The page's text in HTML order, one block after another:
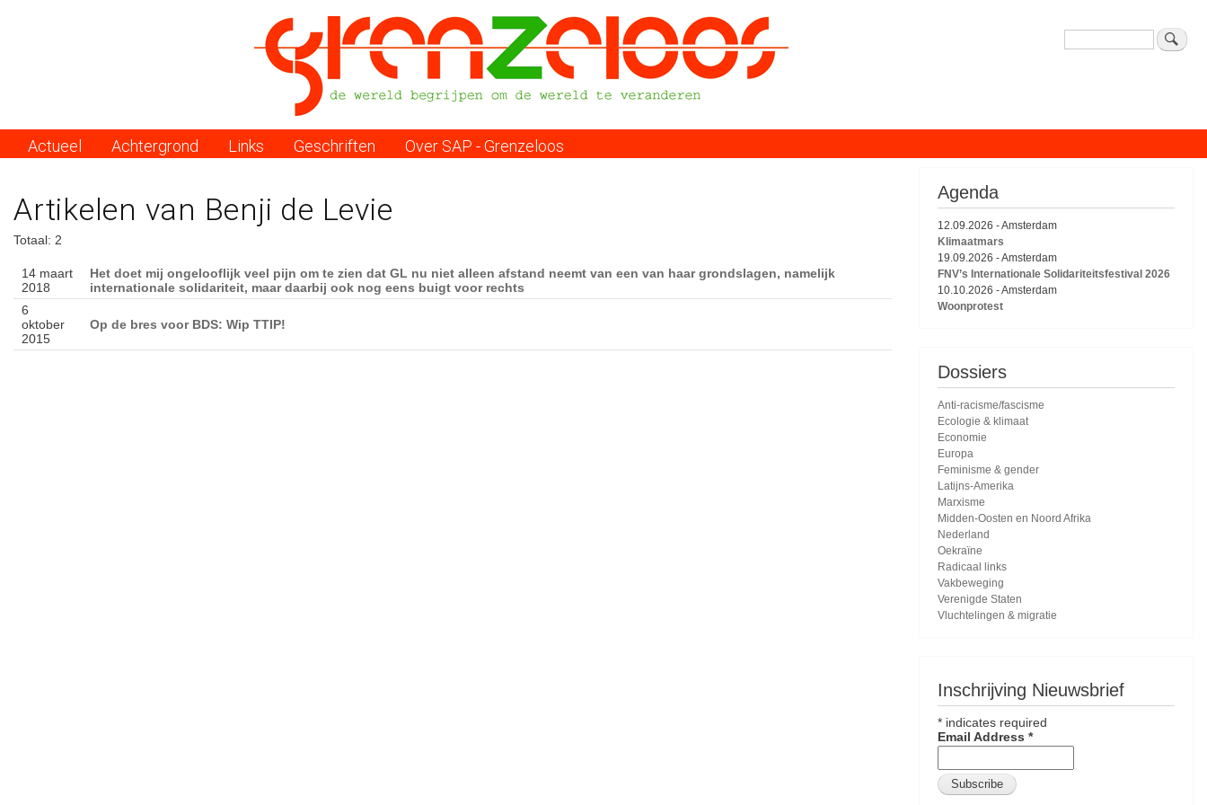
naar
inhoud
Zoeken
MenuActueel Achtergrond Links Geschriften Over SAP - Grenzeloos
Artikelen van Benji de Levie
Totaal: 2
14 maart
2018
Het doet mij ongelooflijk veel pijn om te zien dat GL nu niet alleen afstand neemt van een van haar grondslagen, namelijk
internationale solidariteit, maar daarbij ook nog eens buigt voor rechts
6
oktober
2015
Op de bres voor BDS: Wip TTIP!
Agenda
12.09.2026 -Amsterdam
Klimaatmars
19.09.2026 -Amsterdam
FNV’s Internationale Solidariteitsfestival 2026
10.10.2026 -Amsterdam
Woonprotest
Dossiers
Anti-racisme/fascisme
Ecologie & klimaat
Economie
Europa
Feminisme & gender
Latijns-Amerika
Marxisme
Midden-Oosten en Noord Afrika
Nederland
Oekraïne
Radicaal links
Vakbeweging
Verenigde Staten
Vluchtelingen & migratie
Inschrijving Nieuwsbrief
* indicates required
Email Address *